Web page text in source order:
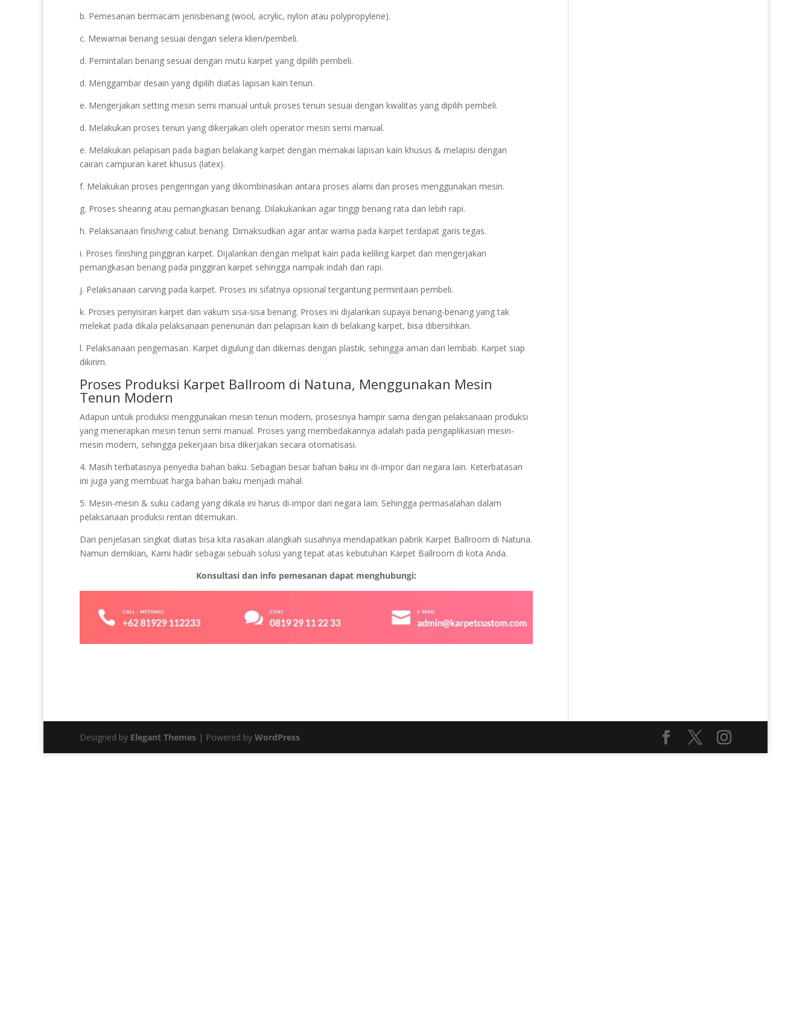
b. Pemesanan bermacam jenisbenang (wool, acrylic, nylon atau polypropylene).
c. Mewarnai benang sesuai dengan selera klien/pembeli.
d. Pemintalan benang sesuai dengan mutu karpet yang dipilih pembeli.
d. Menggambar desain yang dipilih diatas lapisan kain tenun.
e. Mengerjakan setting mesin semi manual untuk proses tenun sesuai dengan kwalitas yang dipilih pembeli.
d. Melakukan proses tenun yang dikerjakan oleh operator mesin semi manual.
e. Melakukan pelapisan pada bagian belakang karpet dengan memakai lapisan kain khusus & melapisi dengan
cairan campuran karet khusus (latex).
f. Melakukan proses pengeringan yang dikombinasikan antara proses alami dan proses menggunakan mesin.
g. Proses shearing atau pemangkasan benang. Dilakukankan agar tinggi benang rata dan lebih rapi.
h. Pelaksanaan finishing cabut benang. Dimaksudkan agar antar warna pada karpet terdapat garis tegas.
i. Proses finishing pinggiran karpet. Dijalankan dengan melipat kain pada keliling karpet dan mengerjakan
pemangkasan benang pada pinggiran karpet sehingga nampak indah dan rapi.
j. Pelaksanaan carving pada karpet. Proses ini sifatnya opsional tergantung permintaan pembeli.
k. Proses penyisiran karpet dan vakum sisa-sisa benang. Proses ini dijalankan supaya benang-benang yang tak
melekat pada dikala pelaksanaan penenunan dan pelapisan kain di belakang karpet, bisa dibersihkan.
l. Pelaksanaan pengemasan. Karpet digulung dan dikemas dengan plastik, sehingga aman dari lembab. Karpet siap
dikirim.
Proses Produksi Karpet Ballroom di Natuna, Menggunakan Mesin
Tenun Modern
Adapun untuk produksi menggunakan mesin tenun modern, prosesnya hampir sama dengan pelaksanaan produksi
yang menerapkan mesin tenun semi manual. Proses yang membedakannya adalah pada pengaplikasian mesin-
mesin modern, sehingga pekerjaan bisa dikerjakan secara otomatisasi.
4. Masih terbatasnya penyedia bahan baku. Sebagian besar bahan baku ini di-impor dari negara lain. Keterbatasan
ini juga yang membuat harga bahan baku menjadi mahal.
5. Mesin-mesin & suku cadang yang dikala ini harus di-impor dari negara lain. Sehingga permasalahan dalam
pelaksanaan produksi rentan ditemukan.
Dari penjelasan singkat diatas bisa kita rasakan alangkah susahnya mendapatkan pabrik Karpet Ballroom di Natuna.
Namun demikian, Kami hadir sebagai sebuah solusi yang tepat atas kebutuhan Karpet Ballroom di kota Anda.
Konsultasi dan info pemesanan dapat menghubungi:
Designed by Elegant Themes | Powered by WordPress